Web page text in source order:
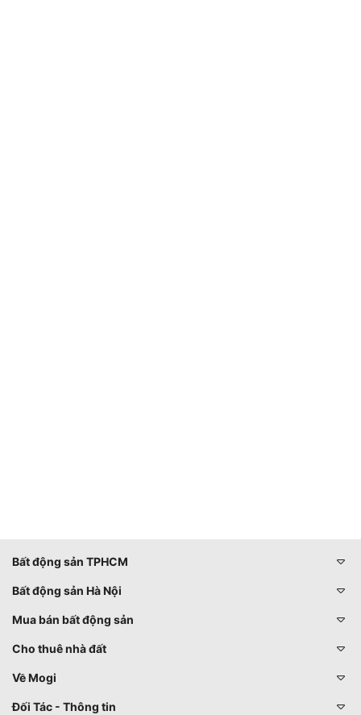
Bất động sản TPHCM
Bất động sản Hà Nội
Mua bán bất động sản
Cho thuê nhà đất
Về Mogi
Đối Tác - Thông tin